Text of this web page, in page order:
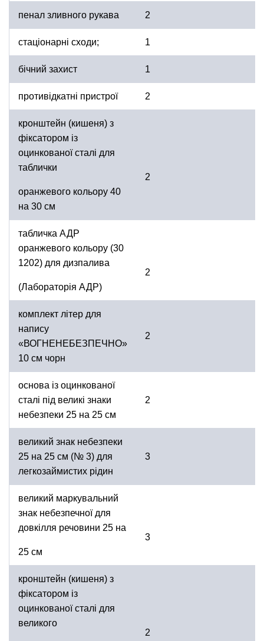
пенал зливного рукава 2
стаціонарні сходи; 1
бічний захист 1
противідкатні пристрої 2
кронштейн (кишеня) з
фіксатором із
оцинкованої сталі для
таблички
оранжевого кольору 40
на 30 см
2
табличка АДР
оранжевого кольору (30
1202) для дизпалива
(Лабораторія АДР)
2
комплект літер для
напису
«ВОГНЕНЕБЕЗПЕЧНО»
10 см чорн
2
основа із оцинкованої
сталі під великі знаки
небезпеки 25 на 25 cм
2
великий знак небезпеки
25 на 25 см (№ 3) для
легкозаймистих рідин
3
великий маркувальний
знак небезпечної для
довкілля речовини 25 на
25 см
3
кронштейн (кишеня) з
фіксатором із
оцинкованої сталі для
великого
2